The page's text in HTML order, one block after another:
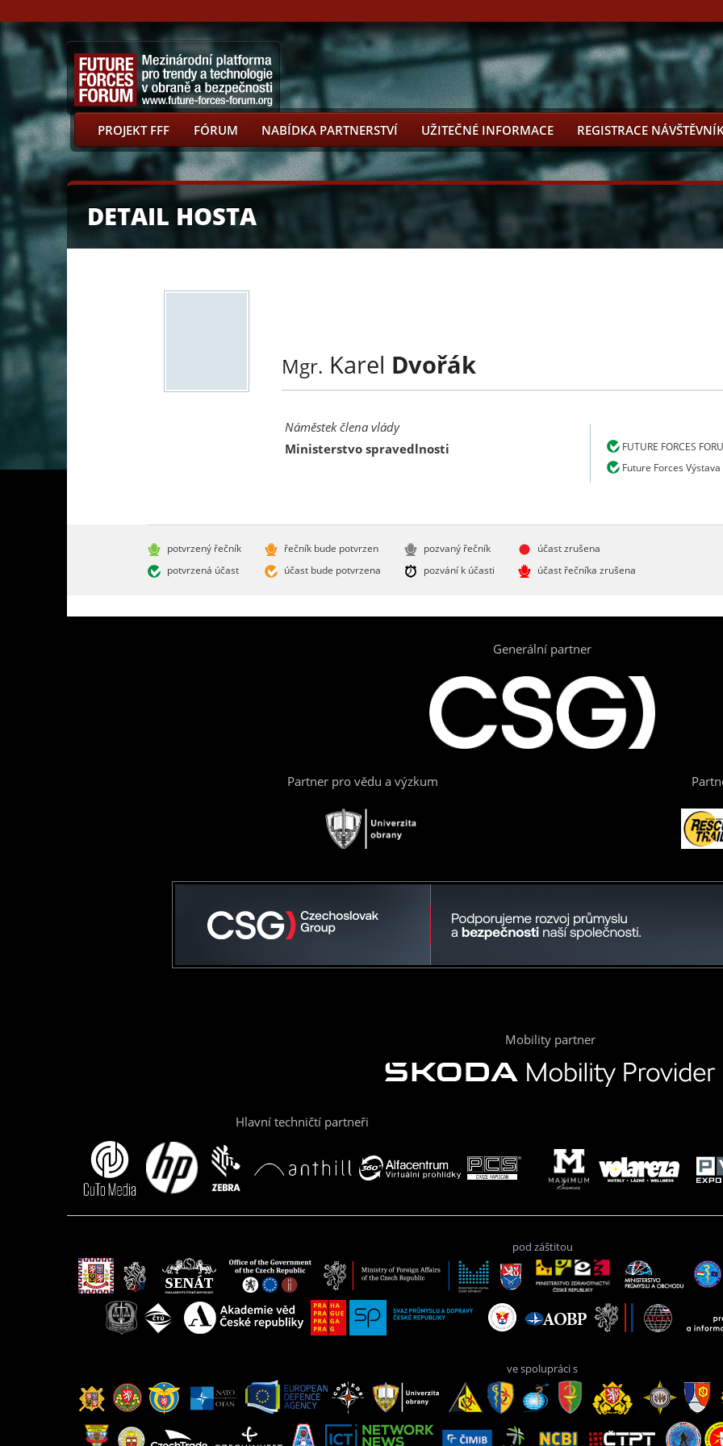
PROJEKT FFF FÓRUM NABÍDKA PARTNERSTVÍ UŽITEČNÉ INFORMACE REGISTRACE
DETAIL HOSTA
Mgr. Karel Dvořák
FUTURE FORCES
Future Forces
Náměstek člena vlády
Ministerstvo spravedlnosti
potvrzený řečník
potvrzená účast
řečník bude potvrzen
účast bude potvrzena
pozvaný řečník
pozvání k účasti
účast zrušena
účast řečníka zrušena
Generální partner
Partner pro vědu a výzkum
Mobility partner
Hlavní techničtí partneři
pod záštitou
ve spolupráci s